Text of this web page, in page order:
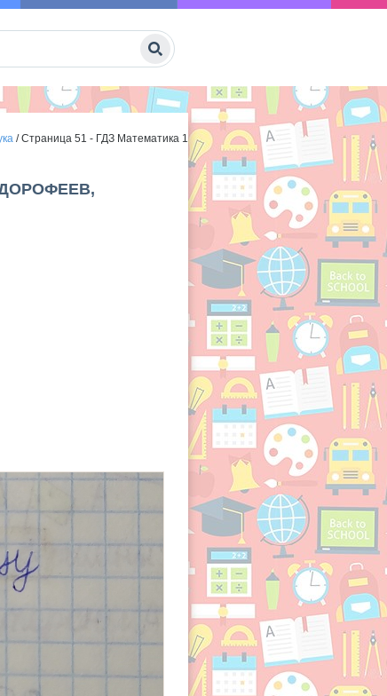
/Страница 51 - ГДЗ Математика 1